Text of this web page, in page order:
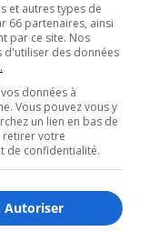
et autres types de
66 partenaires, ainsi
par ce site. Nos
d'utiliser des données
données à
Vous pouvez vous y
un lien en bas de
retirer votre
de confidentialité.
Autoriser